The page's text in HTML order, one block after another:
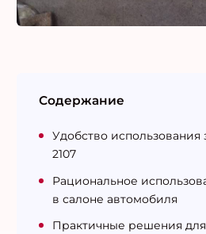
Содержание
Удобство
2107
Рациональное
в салоне автомобиля
Практичные решения